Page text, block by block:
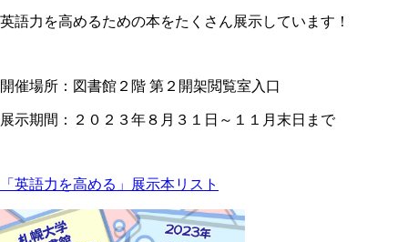
英語力を高めるための本をたくさん展示しています！
開催場所：図書館２階 第２開架閲覧室入口
展示期間：２０２３年８月３１日～１１月末日まで
「英語力を高める」展示本リスト